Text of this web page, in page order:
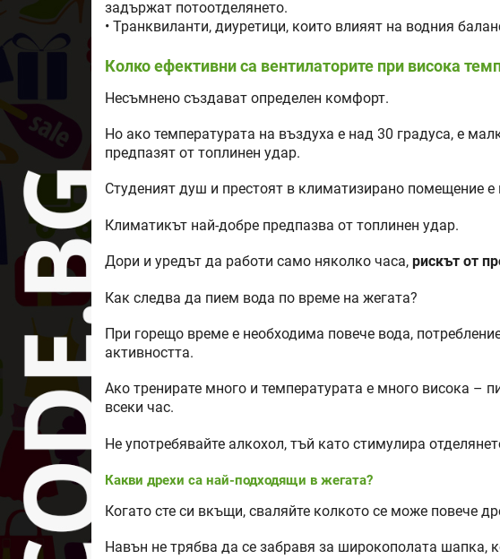
задържат потоотделянето.
• Транквиланти, диуретици, които влияят на водния
Колко ефективни са вентилаторите при висока
Несъмнено създават определен комфорт.
Но ако температурата на въздуха е над 30 градуса, е
предпазят от топлинен удар.
Студеният душ и престоят в климатизирано помещение
Климатикът най-добре предпазва от топлинен удар.
Дори и уредът да работи само няколко часа, рискът от
Как следва да пием вода по време на жегата?
При горещо време е необходима повече вода,
активността.
Ако тренирате много и температурата е много висока –
всеки час.
Не употребявайте алкохол, тъй като стимулира
Какви дрехи са най-подходящи в жегата?
Когато сте си вкъщи, сваляйте колкото се може повече
Навън не трябва да се забравя за широкополата шапка,